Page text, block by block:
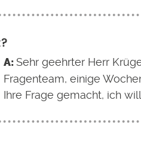
Sehr geehrter Herr
Fragenteam, einige
Ihre Frage gemacht, ich will